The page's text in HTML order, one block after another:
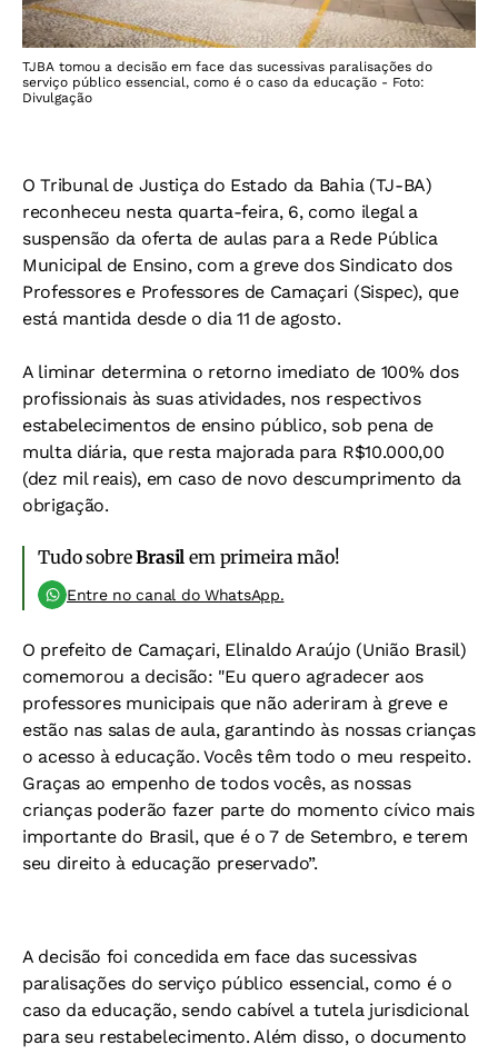
TJBA tomou a decisão em face das sucessivas paralisações do
serviço público essencial, como é o caso da educação - Foto:
Divulgação
O Tribunal de Justiça do Estado da Bahia (TJ-BA)
reconheceu nesta quarta-feira, 6, como ilegal a
suspensão da oferta de aulas para a Rede Pública
Municipal de Ensino, com a greve dos Sindicato dos
Professores e Professores de Camaçari (Sispec), que
está mantida desde o dia 11 de agosto.
A liminar determina o retorno imediato de 100% dos
profissionais às suas atividades, nos respectivos
estabelecimentos de ensino público, sob pena de
multa diária, que resta majorada para R$10.000,00
(dez mil reais), em caso de novo descumprimento da
obrigação.
Tudo sobreBrasil em primeira mão!
Entre no canal do WhatsApp.
O prefeito de Camaçari, Elinaldo Araújo (União Brasil)
comemorou a decisão: "Eu quero agradecer aos
professores municipais que não aderiram à greve e
estão nas salas de aula, garantindo às nossas crianças
o acesso à educação. Vocês têm todo o meu respeito.
Graças ao empenho de todos vocês, as nossas
crianças poderão fazer parte do momento cívico mais
importante do Brasil, que é o 7 de Setembro, e terem
seu direito à educação preservado”.
A decisão foi concedida em face das sucessivas
paralisações do serviço público essencial, como é o
caso da educação, sendo cabível a tutela jurisdicional
para seu restabelecimento. Além disso, o documento